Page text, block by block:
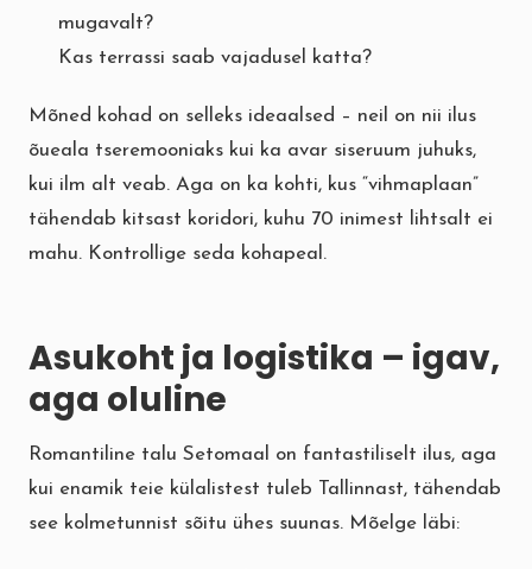
mugavalt?
Kas terrassi saab vajadusel katta?
Mõned kohad on selleks ideaalsed – neil on nii ilus
õueala tseremooniaks kui ka avar siseruum juhuks,
kui ilm alt veab. Aga on ka kohti, kus “vihmaplaan”
tähendab kitsast koridori, kuhu 70 inimest lihtsalt ei
mahu. Kontrollige seda kohapeal.
Asukoht ja logistika – igav,
aga oluline
Romantiline talu Setomaal on fantastiliselt ilus, aga
kui enamik teie külalistest tuleb Tallinnast, tähendab
see kolmetunnist sõitu ühes suunas. Mõelge läbi: